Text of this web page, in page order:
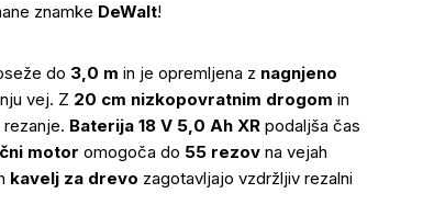
znamke DeWalt!
do 3,0 m in je opremljena z nagnjeno
vej. Z 20 cm nizkopovratnim drogom in
Baterija 18 V 5,0 Ah XR podaljša čas
motor omogoča do 55 rezov na vejah
kavelj za drevo zagotavljajo vzdržljiv rezalni